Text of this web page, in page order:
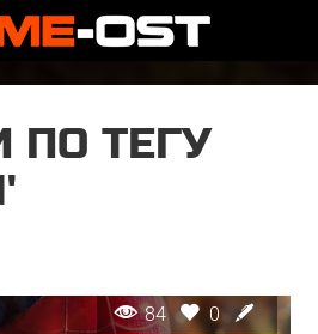
ПО ТЕГУ
84 0